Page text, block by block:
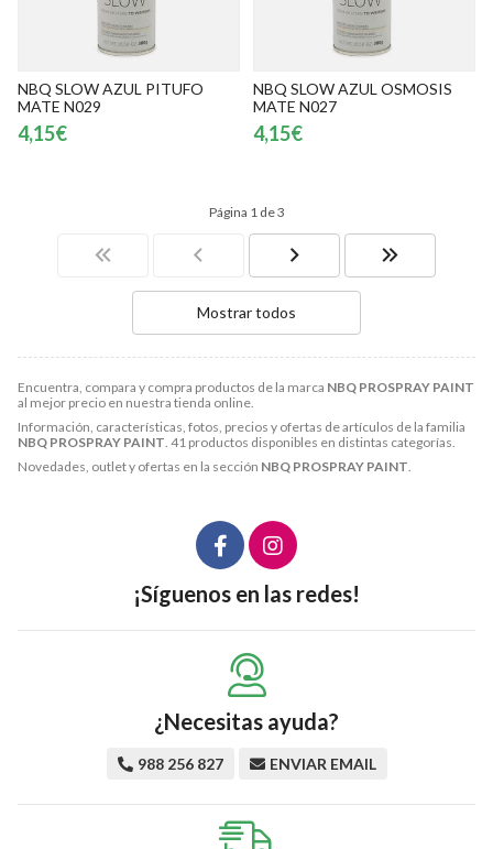
Encuentra, compara y compra productos de la marca NBQ PROSPRAY PAINT
al mejor precio en nuestra tienda online.
Información, características, fotos, precios y ofertas de artículos de la familia
NBQ PROSPRAY PAINT. 41 productos disponibles en distintas categorías.
Novedades, outlet y ofertas en la sección NBQ PROSPRAY PAINT.
NBQ SLOW AZUL PITUFO
MATE N029
4,15€
NBQ SLOW AZUL OSMOSIS
MATE N027
4,15€
Página 1 de 3
Mostrar todos
¡Síguenos en las redes!
¿Necesitas ayuda?
988 256 827 ENVIAR EMAIL